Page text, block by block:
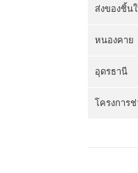
ส่งของชิ้น
หนองคาย
อุดรธานี
โครงการ